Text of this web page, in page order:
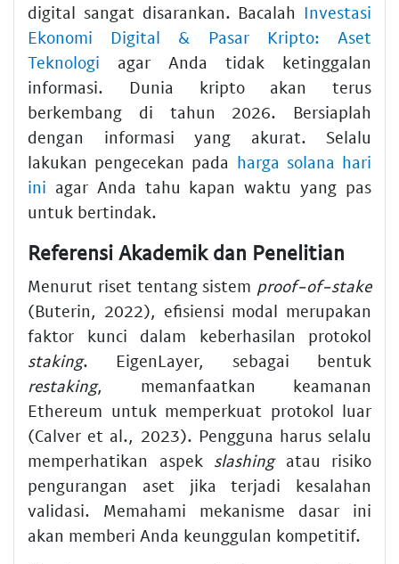
digital sangat disarankan. Bacalah Investasi
Ekonomi Digital & Pasar Kripto: Aset
Teknologi agar Anda tidak ketinggalan
informasi. Dunia kripto akan terus
berkembang di tahun 2026. Bersiaplah
dengan informasi yang akurat. Selalu
lakukan pengecekan pada harga solana hari
ini agar Anda tahu kapan waktu yang pas
untuk bertindak.
Referensi Akademik dan Penelitian
Menurut riset tentang sistem proof-of-stake
(Buterin, 2022), efisiensi modal merupakan
faktor kunci dalam keberhasilan protokol
staking. EigenLayer, sebagai bentuk
restaking, memanfaatkan keamanan
Ethereum untuk memperkuat protokol luar
(Calver et al., 2023). Pengguna harus selalu
memperhatikan aspek slashingatau risiko
pengurangan aset jika terjadi kesalahan
validasi. Memahami mekanisme dasar ini
akan memberi Anda keunggulan kompetitif.